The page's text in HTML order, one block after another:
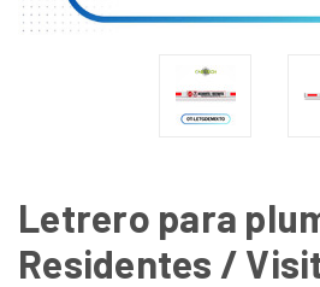
Letrero para
Residentes /